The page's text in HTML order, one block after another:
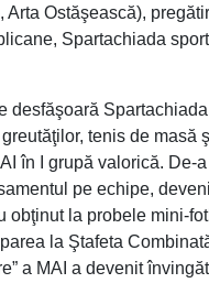
Arta Ostăşească),
Spartachiada
desfăşoară
tenis de masă
în I grupă valorică.
pe echipe,
obţinut la probele mini-
la Ştafeta
a MAI a devenit